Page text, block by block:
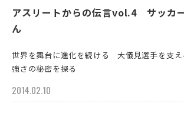
アスリートからの伝言vol.4 サッカ
ん
世界を舞台に進化を続ける 大儀見選手を支え
強さの秘密を探る
2014.02.10